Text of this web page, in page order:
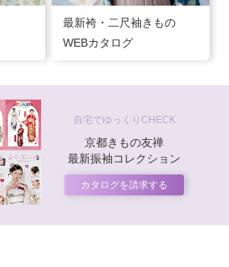
最新袴・二尺袖きもの
WEBカタログ
自宅でゆっくりCHECK
京都きもの友禅
最新振袖コレクション
カタログを請求する